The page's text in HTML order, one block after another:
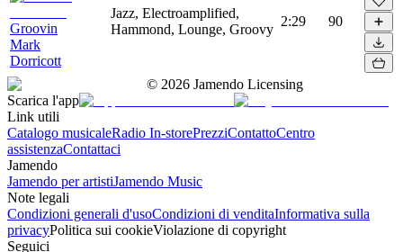
Groovin
Mark
Dorricott
Jazz, Electroamplified,
Hammond, Lounge, Groovy
2:29 90
© 2026 Jamendo Licensing
Scarica l'app
Link utili
Catalogo musicaleRadio In-storePrezziContattoCentro
assistenzaContattaci
Jamendo
Jamendo per artistiJamendo Music
Note legali
Condizioni generali d'usoCondizioni di venditaInformativa sulla
privacyPolitica sui cookieViolazione di copyright
Seguici